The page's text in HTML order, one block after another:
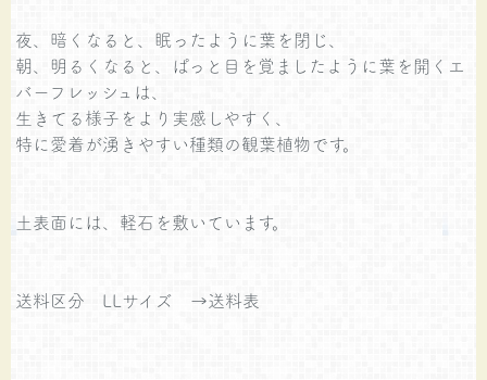
夜、暗くなると、眠ったように葉を閉じ、
朝、明るくなると、ぱっと目を覚ましたように葉を開くエ
バーフレッシュは、
生きてる様子をより実感しやすく、
特に愛着が湧きやすい種類の観葉植物です。
土表面には、軽石を敷いています。
送料区分 LLサイズ →送料表